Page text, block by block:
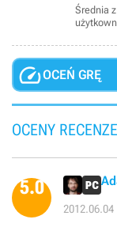
Średnia z
OCEŃ GRĘ
OCENY
5.0
2012.06.04